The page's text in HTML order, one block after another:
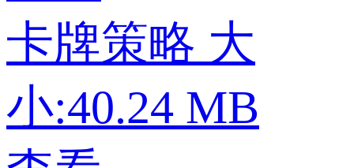
卡牌策略 大
小:40.24 MB